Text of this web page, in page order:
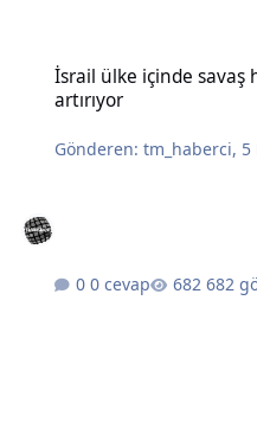
İsrail ülke içinde savaş
artırıyor
Gönderen:tm_haberci, 5
0 cevap 682